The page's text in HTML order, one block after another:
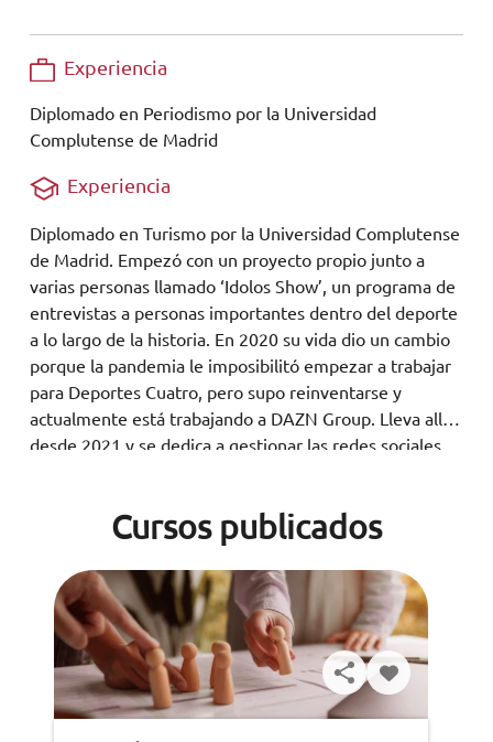
Experiencia
Diplomado en Periodismo por la Universidad
Complutense de Madrid
Experiencia
Diplomado en Turismo por la Universidad Complutense
de Madrid. Empezó con un proyecto propio junto a
varias personas llamado ‘Idolos Show’, un programa de
entrevistas a personas importantes dentro del deporte
a lo largo de la historia. En 2020 su vida dio un cambio
porque la pandemia le imposibilitó empezar a trabajar
para Deportes Cuatro, pero supo reinventarse y
actualmente está trabajando a DAZN Group. Lleva allí
desde 2021 y se dedica a gestionar las redes sociales
más actividades que realiza para la empresa.
Cursos publicados